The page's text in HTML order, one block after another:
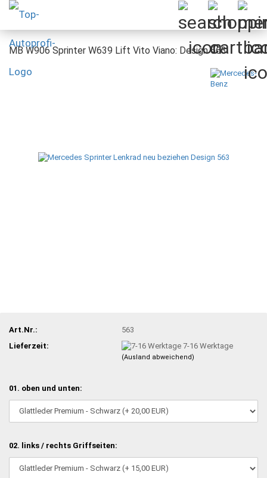
MB W906 Sprinter W639 Lift Vito Viano: Design 563
Art.Nr.:
563
Lieferzeit:
7-16 Werktage
(Ausland abweichend)
01. oben und unten:
02. links / rechts Griffseiten: